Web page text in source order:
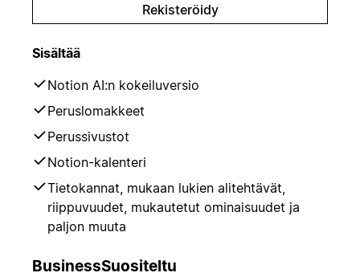
Rekisteröidy
Sisältää
Notion AI:n kokeiluversio
Peruslomakkeet
Perussivustot
Notion-kalenteri
Tietokannat, mukaan lukien alitehtävät,
riippuvuudet, mukautetut ominaisuudet ja
paljon muuta
BusinessSuositeltu